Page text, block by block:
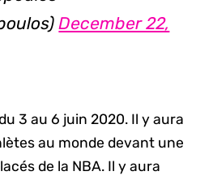
December 22,
3 au 6 juin 2020. Il y aura
au monde devant une
de la NBA. Il y aura